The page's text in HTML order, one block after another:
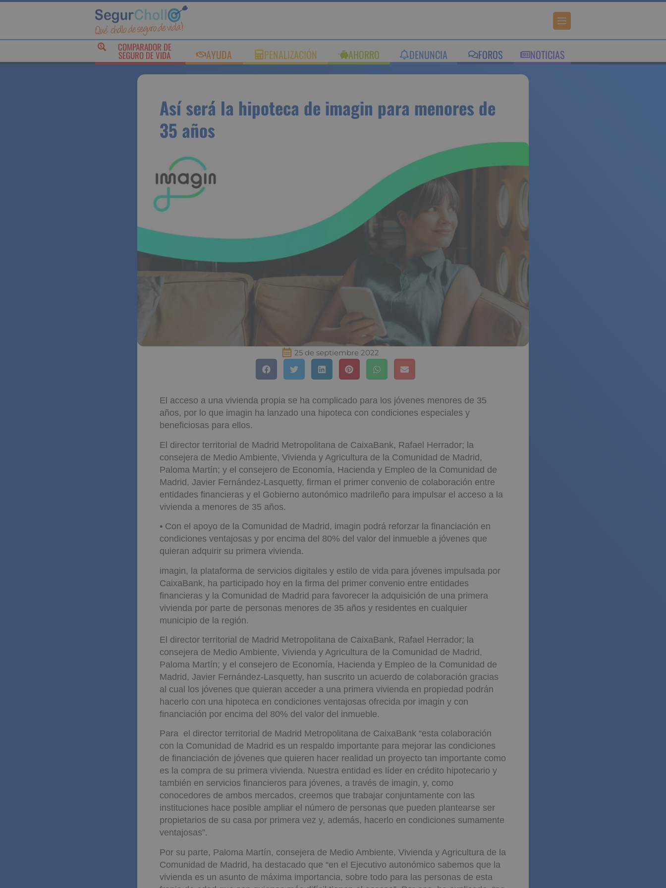
COMPARADOR DE
SEGURO DE VIDA AYUDA PENALIZACIÓN AHORRO DENUNCIA FOROS NOTICIAS
Así será la hipoteca de imagin para
menores de 35 años
25 de septiembre 2022
El acceso a una vivienda propia se ha complicado para los jóvenes menores de 35
años, por lo que imagin ha lanzado una hipoteca con condiciones especiales y
beneficiosas para ellos.
El director territorial de Madrid Metropolitana de CaixaBank, Rafael Herrador; la
consejera de Medio Ambiente, Vivienda y Agricultura de la Comunidad de Madrid,
Paloma Martín; y el consejero de Economía, Hacienda y Empleo de la Comunidad de
Madrid, Javier Fernández-Lasquetty, firman el primer convenio de colaboración entre
entidades financieras y el Gobierno autonómico madrileño para impulsar el acceso a la
vivienda a menores de 35 años.
• Con el apoyo de la Comunidad de Madrid, imagin podrá reforzar la financiación en
condiciones ventajosas y por encima del 80% del valor del inmueble a jóvenes que
quieran adquirir su primera vivienda.
imagin, la plataforma de servicios digitales y estilo de vida para jóvenes impulsada por
CaixaBank, ha participado hoy en la firma del primer convenio entre entidades
financieras y la Comunidad de Madrid para favorecer la adquisición de una primera
vivienda por parte de personas menores de 35 años y residentes en cualquier
municipio de la región.
El director territorial de Madrid Metropolitana de CaixaBank, Rafael Herrador; la
consejera de Medio Ambiente, Vivienda y Agricultura de la Comunidad de Madrid,
Paloma Martín; y el consejero de Economía, Hacienda y Empleo de la Comunidad de
Madrid, Javier Fernández-Lasquetty, han suscrito un acuerdo de colaboración gracias
al cual los jóvenes que quieran acceder a una primera vivienda en propiedad podrán
hacerlo con una hipoteca en condiciones ventajosas ofrecida por imagin y con
financiación por encima del 80% del valor del inmueble.
Para el director territorial de Madrid Metropolitana de CaixaBank “esta colaboración
con la Comunidad de Madrid es un respaldo importante para mejorar las condiciones
de financiación de jóvenes que quieren hacer realidad un proyecto tan importante como
es la compra de su primera vivienda. Nuestra entidad es líder en crédito hipotecario y
también en servicios financieros para jóvenes, a través de imagin, y, como
conocedores de ambos mercados, creemos que trabajar conjuntamente con las
instituciones hace posible ampliar el número de personas que pueden plantearse ser
propietarios de su casa por primera vez y, además, hacerlo en condiciones sumamente
ventajosas”.
Por su parte, Paloma Martín, consejera de Medio Ambiente, Vivienda y Agricultura de la
Comunidad de Madrid, ha destacado que “en el Ejecutivo autonómico sabemos que la
vivienda es un asunto de máxima importancia, sobre todo para las personas de esta